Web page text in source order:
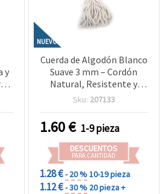
y
NUEVO
Cuerda de Algodón Blanco
Suave 3 mm – Cordón
Natural, Resistente y
Decorativo para
m EM ART
Sku: 207133
1.60€ 1-9 pieza
DESCUENTOS
PARA CANTIDAD
1.28 €- 20 %10-19 pieza
1.12 €- 30 % 20 pieza +